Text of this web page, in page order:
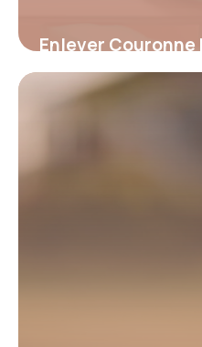
Enlever
et Conseils